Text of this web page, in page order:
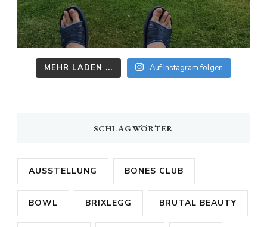
MEHR LADEN ... Auf Instagram folgen
SCHLAGWÖRTER
AUSSTELLUNG BONES CLUB
BOWL BRIXLEGG BRUTAL BEAUTY